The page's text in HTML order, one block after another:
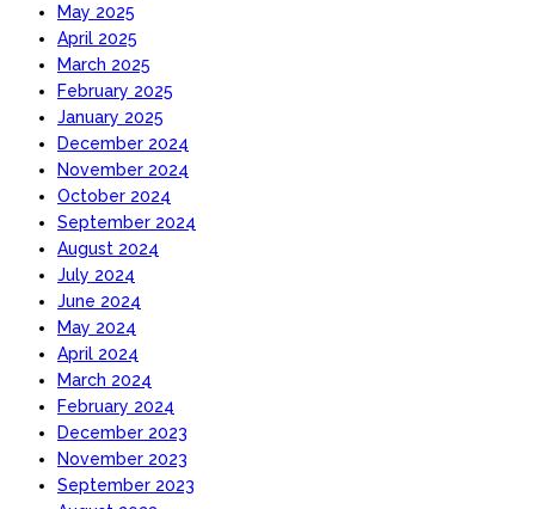
May 2025
April 2025
March 2025
February 2025
January 2025
December 2024
November 2024
October 2024
September 2024
August 2024
July 2024
June 2024
May 2024
April 2024
March 2024
February 2024
December 2023
November 2023
September 2023